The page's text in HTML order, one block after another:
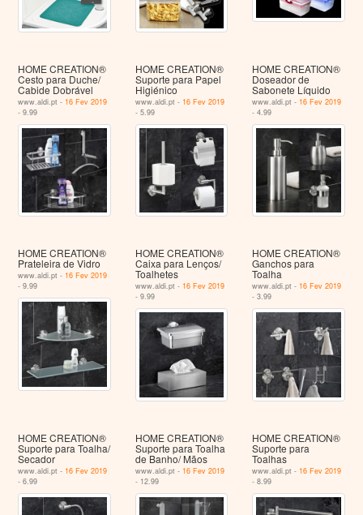
HOME CREATION®
Cesto para Duche/
Cabide Dobrável
www.aldi.pt - 16 Fev 2019
- 9.99
HOME CREATION®
Suporte para Papel
Higiénico
www.aldi.pt - 16 Fev 2019
- 5.99
HOME CREATION®
Doseador de
Sabonete Líquido
www.aldi.pt - 16 Fev 2019
- 4.99
HOME CREATION®
Prateleira de Vidro
www.aldi.pt - 16 Fev 2019
- 9.99
HOME CREATION®
Caixa para Lenços/
Toalhetes
www.aldi.pt - 16 Fev 2019
- 9.99
HOME CREATION®
Ganchos para
Toalha
www.aldi.pt - 16 Fev 2019
- 3.99
HOME CREATION®
Suporte para Toalha/
Secador
www.aldi.pt - 16 Fev 2019
- 6.99
HOME CREATION®
Suporte para Toalha
de Banho/ Mãos
www.aldi.pt - 16 Fev 2019
- 12.99
HOME CREATION®
Suporte para
Toalhas
www.aldi.pt - 16 Fev 2019
- 8.99